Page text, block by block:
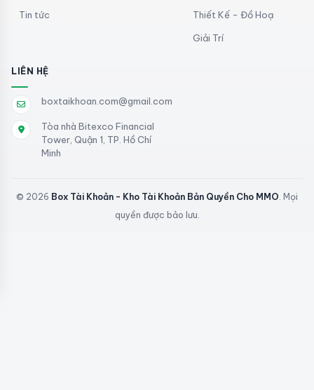
Tin tức Thiết Kế - Đồ Hoạ
Giải Trí
LIÊN HỆ
boxtaikhoan.com@gmail.com
Tòa nhà Bitexco Financial
Tower, Quận 1, TP. Hồ Chí
Minh
© 2026 Box Tài Khoản - Kho Tài Khoản Bản Quyền Cho MMO . Mọi
quyền được bảo lưu.